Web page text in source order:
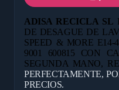
ADISA RECICLA SL
DE DESAGUE DE
SPEED & MORE E14-
9001 600815 CON
SEGUNDA MANO,
PERFECTAMENTE,
PRECIOS.